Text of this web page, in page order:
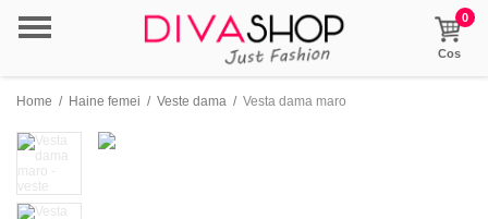
0
Cos
Home / Haine femei / Veste dama / Vesta dama maro